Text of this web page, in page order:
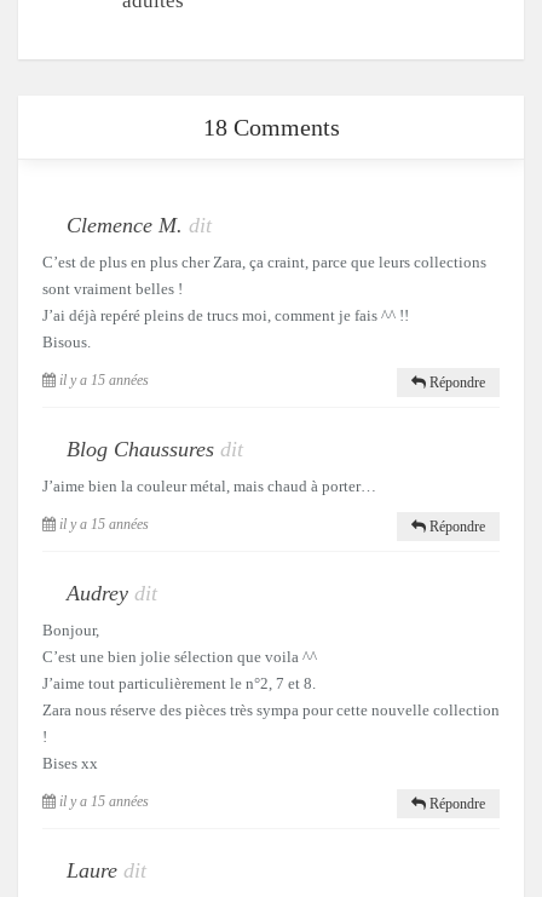
18 Comments
Clemence M. dit
C’est de plus en plus cher Zara, ça craint, parce que leurs collections
sont vraiment belles !
J’ai déjà repéré pleins de trucs moi, comment je fais ^^ !!
Bisous.
il y a 15 années Répondre
Blog Chaussures dit
J’aime bien la couleur métal, mais chaud à porter…
il y a 15 années Répondre
Audrey dit
Bonjour,
C’est une bien jolie sélection que voila ^^
J’aime tout particulièrement le n°2, 7 et 8.
Zara nous réserve des pièces très sympa pour cette nouvelle collection
!
Bises xx
il y a 15 années Répondre
Laure dit